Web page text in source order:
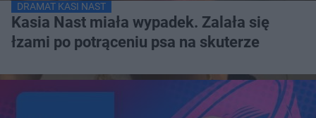
DRAMAT KASI NAST
Kasia Nast miała wypadek. Zalała się
łzami po potrąceniu psa na skuterze